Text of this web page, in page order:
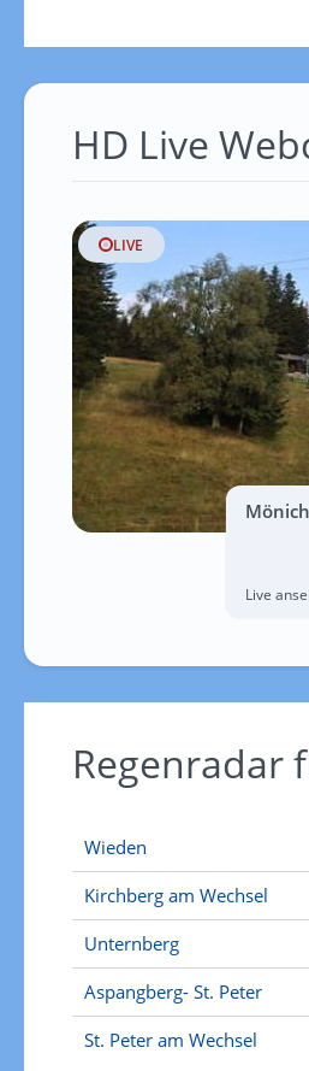
HD Live
LIVE
Live
Regenradar
Wieden
Kirchberg am Wechsel
Unternberg
Aspangberg- St. Peter
St. Peter am Wechsel